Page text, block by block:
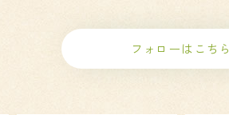
フォローはこちら